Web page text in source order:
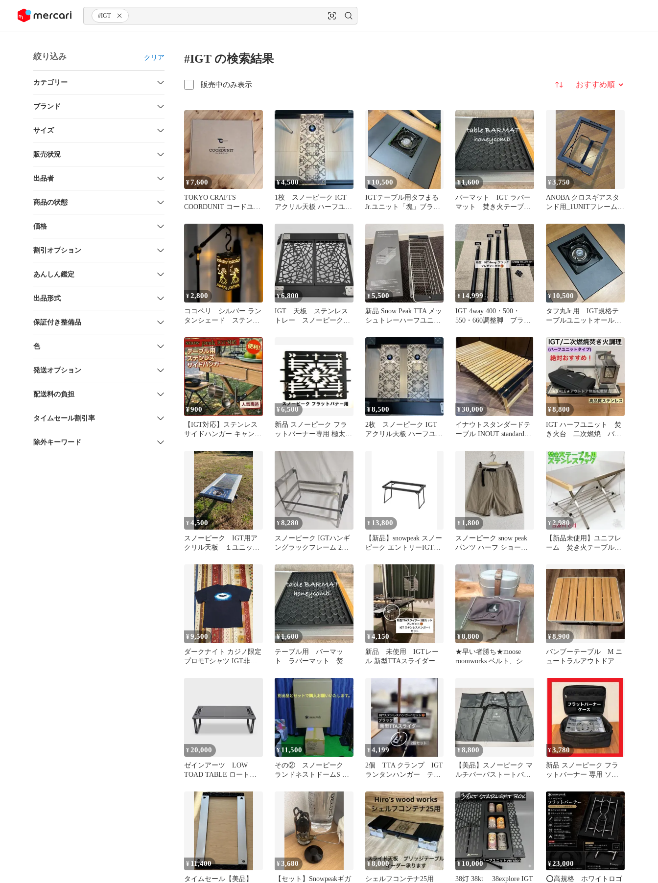
ツにスキップ #IGT
絞り込み クリア
カテゴリー
ブランド
サイズ
販売状況
出品者
商品の状態
価格
割引オプション
あんしん鑑定
出品形式
保証付き整備品
色
発送オプション
配送料の負担
タイムセール割引率
除外キーワード
#IGT の検索結果
販売中のみ表示 並び替え
¥7,600
TOKYO CRAFTS
COORDUNIT コードユニ
¥4,500
1枚 スノーピーク IGT
アクリル天板 ハーフユニ
¥ 10,500
IGTテーブル用タフまる
Jr.ユニット「塊」ブラッ
¥1,600
バーマット IGT ラバー
マット 焚き火テーブ
¥3,750
ANOBA クロスギアスタ
ンド用_1UNITフレーム
¥2,800
ココペリ シルバー ラン
タンシェード ステンレ
Helio5000
¥6,800
IGT 天板 ステンレス
トレー スノーピーク
¥5,500
新品 Snow Peak TTA メッ
シュトレーハーフユニッ
¥ 14,999
IGT 4way 400・500・
550・660調整脚 ブラッ
¥ 10,500
タフ丸Jr.用 IGT規格テ
ーブルユニットオールブ
¥900
【IGT対応】ステンレス
サイドハンガー キャンプ
¥6,500
新品 スノーピーク フラ
ットバーナー専用 極太鉄
¥8,500
2枚 スノーピーク IGT
アクリル天板 ハーフユニ
¥30,000
イナウトスタンダードテ
ーブル INOUT standard
¥8,800
IGT ハーフユニット 焚
き火台 二次燃焼 バー
火台
¥4,500
スノーピーク IGT用ア
クリル天板 １ユニット
¥8,280
スノーピーク IGTハンギ
ングラックフレーム 2段
¥ 13,800
【新品】snowpeak スノー
ピーク エントリーIGTブ
¥ 1,800
スノーピーク snow peak
パンツ ハーフ ショーツ
¥ 2,980
【新品未使用】ユニフレ
ーム 焚き火テーブル用
¥9,500
ダークナイト カジノ限定
プロモTシャツ IGT非売
¥1,600
テーブル用 バーマッ
ト ラバーマット 焚き
IGT ①
¥4,150
新品 未使用 IGTレー
ル 新型TTAスライダー 2
き
¥8,800
★早い者勝ち★moose
roomworks ベルト、ショ
¥8,900
バンブーテーブル M ニ
ュートラルアウトドア
¥20,000
ゼインアーツ LOW
TOAD TABLE ロートー
¥11,500
その② スノーピーク
ランドネストドームS タ
品 2/2出品
¥4,199
2個 TTA クランプ IGT
ランタンハンガー テー
¥8,800
【美品】スノーピーク マ
ルチパーパストートバッ
¥3,780
新品 スノーピーク フラ
ットバーナー 専用 ソフ
¥ 11,400
タイムセール【美品】
¥3,680
【セット】Snowpeakギガ
¥8,000
シェルフコンテナ25用
¥ 10,000
38灯 38kt 38explore IGT
¥23,000
⭕️高規格 ホワイトロゴ